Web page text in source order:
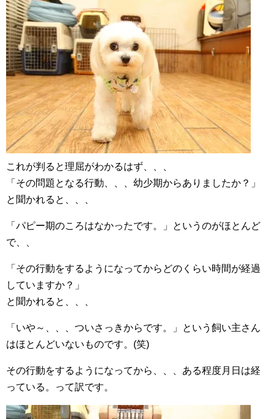
これが判ると理屈がわかるはず、、、
「その問題となる行動、、、幼少期からありましたか？」
と聞かれると、、、
「パピー期のころはなかったです。」というのがほとんど
で、、
「その行動をするようになってからどのくらい時間が経過
していますか？」
と聞かれると、、、
「いや～、、、ついさっきからです。」という飼い主さん
はほとんどいないものです。(笑)
その行動をするようになってから、、、ある程度月日は経
っている。って訳です。